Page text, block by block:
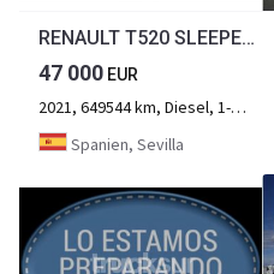
RENAULT T520 SLEEPER CAB EVO
47 000 EUR
2021, 649544 km, Diesel, 1-Achse
Spanien, Sevilla